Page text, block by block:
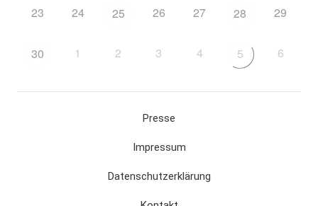
23 24 25 26 27 28 29
30 1 2 3 4 5 6
Presse
Impressum
Datenschutzerklärung